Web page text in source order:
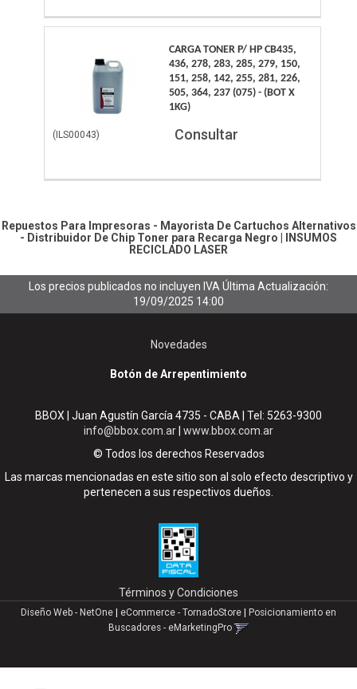
CARGA TONER P/ HP CB435,
436, 278, 283, 285, 279, 150,
151, 258, 142, 255, 281, 226,
505, 364, 237 (075) - (BOT X
1KG)
(ILS00043) Consultar
Repuestos Para Impresoras - Mayorista De Cartuchos Alternativos
- Distribuidor De Chip Toner para Recarga Negro
INSUMOS
RECICLADO LASER
Los precios publicados no incluyen IVA Última Actualización:
19/09/2025 14:00
Novedades
Botón de Arrepentimiento
BBOX | Juan Agustín García 4735 - CABA | Tel: 5263-9300
info@bbox.com.ar www.bbox.com.ar
© Todos los derechos Reservados
Las marcas mencionadas en este sitio son al solo efecto descriptivo y
pertenecen a sus respectivos dueños.
Términos y Condiciones
Diseño Web - NetOne eCommerce - TornadoStore
Posicionamiento en
Buscadores - eMarketingPro